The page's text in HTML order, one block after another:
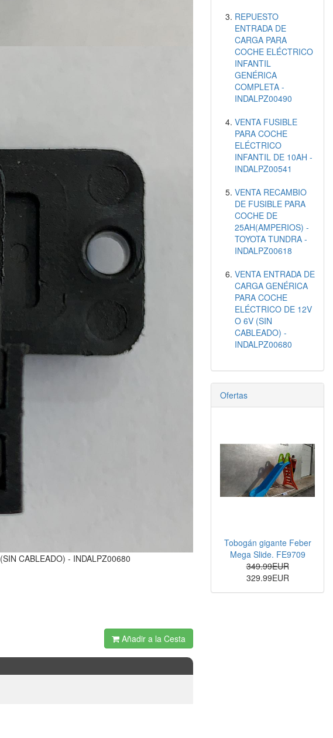
CABLEADO) - INDALPZ00680
Añadir a la Cesta
REPUESTO
ENTRADA DE
CARGA PARA
COCHE ELÉCTRICO
INFANTIL
GENÉRICA
COMPLETA -
INDALPZ00490
VENTA FUSIBLE
PARA COCHE
ELÉCTRICO
INFANTIL DE 10AH -
INDALPZ00541
VENTA RECAMBIO
DE FUSIBLE PARA
COCHE DE
25AH(AMPERIOS) -
TOYOTA TUNDRA -
INDALPZ00618
VENTA ENTRADA DE
CARGA GENÉRICA
PARA COCHE
ELÉCTRICO DE 12V
O 6V (SIN
CABLEADO) -
INDALPZ00680
Ofertas
Tobogán gigante Feber
Mega Slide. FE9709
349.99EUR
329.99EUR